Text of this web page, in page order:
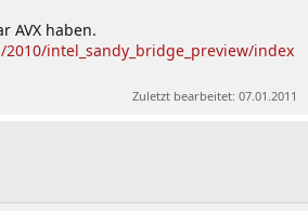
AVX haben.
intel_sandy_bridge_preview/index
Zuletzt bearbeitet: 07.01.2011